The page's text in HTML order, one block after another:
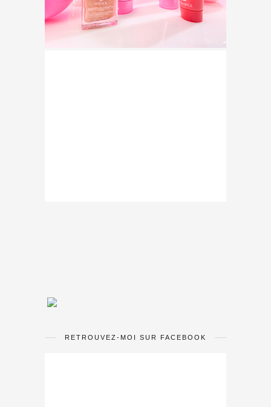
RETROUVEZ-MOI SUR FACEBOOK